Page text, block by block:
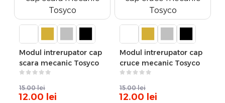
Modul intrerupator cap
scara mecanic Tosyco
15.00 lei
12.00 lei
Modul intrerupator cap
cruce mecanic Tosyco
15.00 lei
12.00 lei